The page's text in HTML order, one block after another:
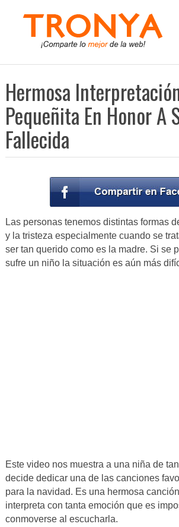
Hermosa
Pequeñita En Honor A
Fallecida
Las personas tenemos distintas formas
y la tristeza especialmente cuando se
ser tan querido como es la madre. Si se
sufre un niño la situación es aún más
Este video nos muestra a una niña de
decide dedicar una de las canciones
para la navidad. Es una hermosa
interpreta con tanta emoción que es
conmoverse al escucharla.